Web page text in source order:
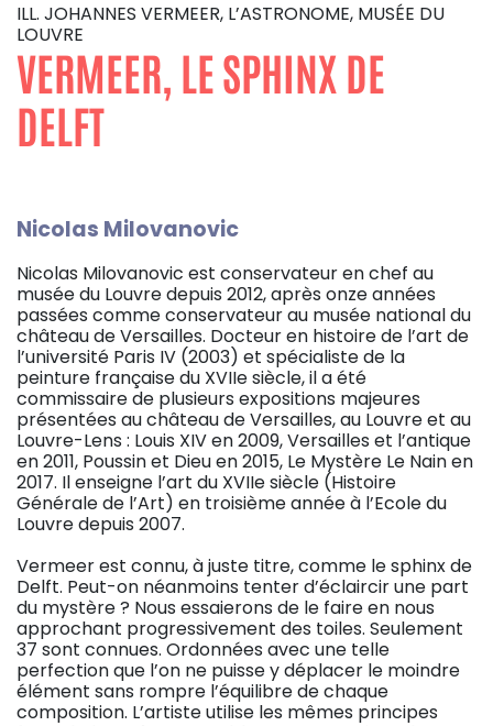
ILL. JOHANNES VERMEER, L’ASTRONOME, MUSÉE DU
LOUVRE
VERMEER, LE SPHINX DE
DELFT
Nicolas Milovanovic
Nicolas Milovanovic est conservateur en chef au
musée du Louvre depuis 2012, après onze années
passées comme conservateur au musée national du
château de Versailles. Docteur en histoire de l’art de
l’université Paris IV (2003) et spécialiste de la
peinture française du XVIIe siècle, il a été
commissaire de plusieurs expositions majeures
présentées au château de Versailles, au Louvre et au
Louvre-Lens : Louis XIV en 2009, Versailles et l’antique
en 2011, Poussin et Dieu en 2015, Le Mystère Le Nain en
2017. Il enseigne l’art du XVIIe siècle (Histoire
Générale de l’Art) en troisième année à l’Ecole du
Louvre depuis 2007.
Vermeer est connu, à juste titre, comme le sphinx de
Delft. Peut-on néanmoins tenter d’éclaircir une part
du mystère ? Nous essaierons de le faire en nous
approchant progressivement des toiles. Seulement
37 sont connues. Ordonnées avec une telle
perfection que l’on ne puisse y déplacer le moindre
élément sans rompre l’équilibre de chaque
composition. L’artiste utilise les mêmes principes